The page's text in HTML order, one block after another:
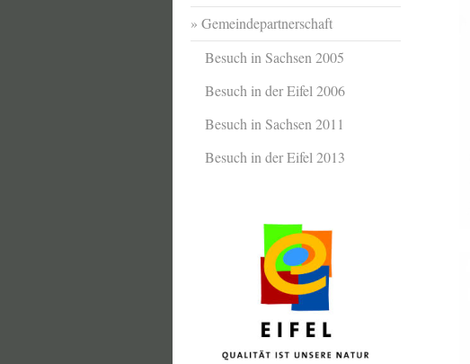
Gemeindepartnerschaft
Besuch in Sachsen 2005
Besuch in der Eifel 2006
Besuch in Sachsen 2011
Besuch in der Eifel 2013